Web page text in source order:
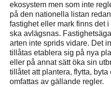
ekosystem men som inte
på den nationella listan
fastighet eller mark finns det
ska avlägsnas.
arten inte sprids vidare. Det
tillåtas etablera sig på nya
eller på annat sätt öka sin
tillåtet att plantera, flytta,
omfattas av gällande regler.